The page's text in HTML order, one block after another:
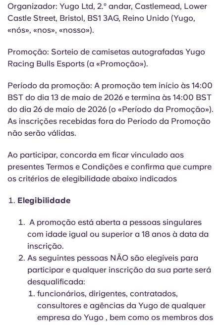
English (GB)
English (US)
Chinese
Español
Català
Italian
Portuguese
Selecione um país
Selecione uma cidade
Selecione uma residência
Reservar agora
Organizador: Yugo Ltd, 2.º andar, Castlemead, Lower
Castle Street, Bristol, BS1 3AG, Reino Unido (Yugo,
«nós», «nos», «nosso»).
Promoção: Sorteio de camisetas autografadas Yugo
Racing Bulls Esports (a «Promoção»).
Período da promoção: A promoção tem início às 14:00
BST do dia 13 de maio de 2026 e termina às 14:00 BST
do dia 26 de maio de 2026 (o «Período da Promoção»).
As inscrições recebidas fora do Período da Promoção
não serão válidas.
Ao participar, concorda em ficar vinculado aos
presentes Termos e Condições e confirma que cumpre
os critérios de elegibilidade abaixo indicados
Elegibilidade
A promoção está aberta a pessoas singulares
com idade igual ou superior a 18 anos à data da
inscrição.
As seguintes pessoas NÃO são elegíveis para
participar e qualquer inscrição da sua parte será
desqualificada:
funcionários, dirigentes, contratados,
consultores e agências da Yugo de qualquer
empresa do Yugo , bem como os membros dos